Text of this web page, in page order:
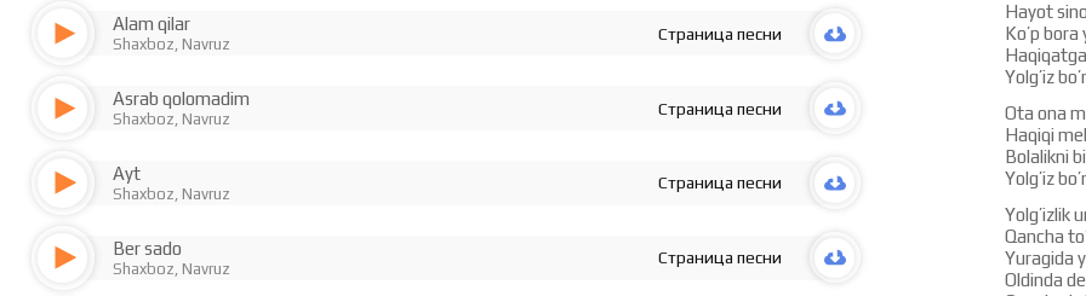
Alam qilar
Shaxboz, Navruz
Страница песни
Asrab qolomadim
Shaxboz, Navruz
Страница песни
Ayt
Shaxboz, Navruz
Страница песни
Ber sado
Shaxboz, Navruz
Страница песни
Hayot
Ko’p
Yolg’iz
Ota ona
Haqiqi
Bolalikni
Yolg’iz
Yolg’izlik
Qancha
Yuragida
Oldinda